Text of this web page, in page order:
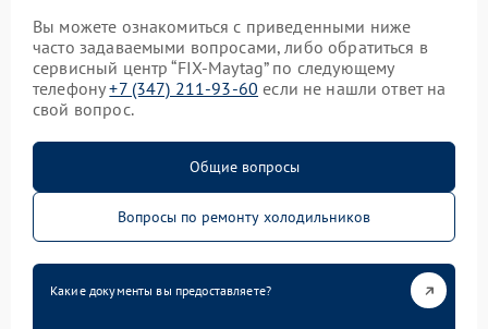
Вы можете ознакомиться с приведенными ниже
часто задаваемыми вопросами, либо обратиться в
сервисный центр “FIX-Maytag” по следующему
телефону+7 (347) 211-93-60 если не нашли ответ на
свой вопрос.
Общие вопросы
Вопросы по ремонту холодильников
Какие документы вы предоставляете?